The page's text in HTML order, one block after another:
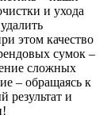
и ухода
этом качество
сумок –
сложных
– обращаясь к
и